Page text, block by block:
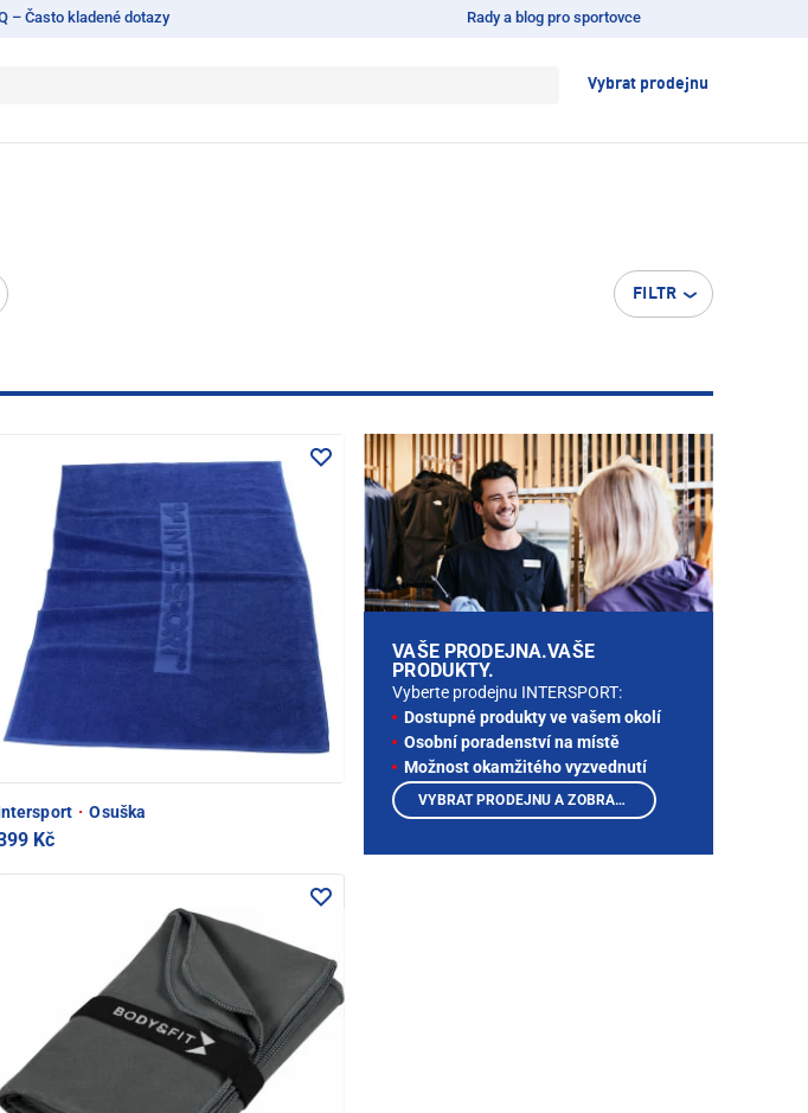
– Často kladené dotazy Rady a blog pro sportovce
Vybrat prodejnu
FILTR
· Osuška
Kč
VAŠE PRODEJNA.VAŠE
PRODUKTY.
Vyberte prodejnu INTERSPORT:
Dostupné produkty ve vašem okolí
Osobní poradenství na místě
Možnost okamžitého vyzvednutí
VYBRAT PRODEJNU A ZOBRAZIT PRODUKTY